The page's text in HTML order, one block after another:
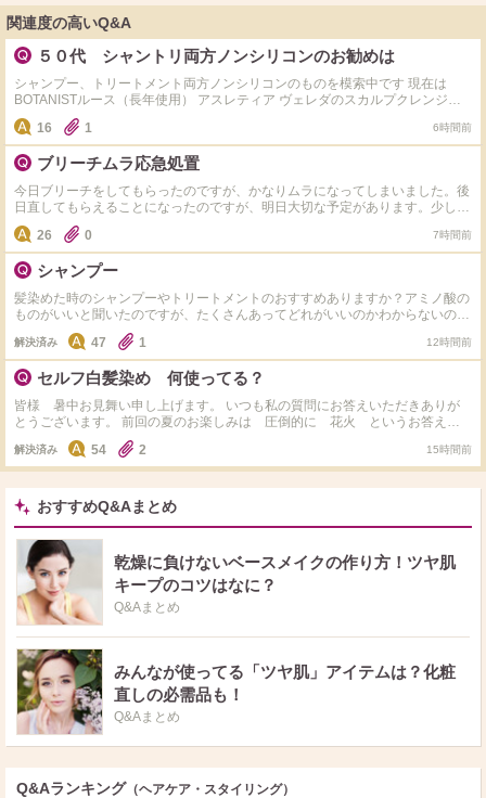
関連度の高いQ&A
５０代 シャントリ両方ノンシリコンのお勧めは
シャンプー、トリートメント両方ノンシリコンのものを模索中です 現在は
BOTANISTルース（長年使用） アスレティア ヴェレダのスカルプクレンジン
グを 使用中です 基本的にはトリートメントはシリコンありでもいいかも派で
すが、 現在訳あってノンシリコンにしています。 ただシャンプーはノンシリ
コンでも トリートメントはシリコン入りの商品も多くて、中々新規開拓でき
ません。 皆さまのお勧めがあれば教えていただきたいです！
16 1 6時間前
ブリーチムラ応急処置
今日ブリーチをしてもらったのですが、かなりムラになってしまいました。後
日直してもらえることになったのですが、明日大切な予定があります。少しで
もマシになる方法があれば教えて頂きたいです。
26 0 7時間前
シャンプー
髪染めた時のシャンプーやトリートメントのおすすめありますか？アミノ酸の
ものがいいと聞いたのですが、たくさんあってどれがいいのかわからないの
で、教えて欲しいです！ 髪質は細くて柔らかいです！
解決済み 47 1 12時間前
セルフ白髪染め 何使ってる？
皆様 暑中お見舞い申し上げます。 いつも私の質問にお答えいただきありが
とうございます。 前回の夏のお楽しみは 圧倒的に 花火 というお答えが
ダントツでした。 いつも本当にありがとうございます！ さて本日の質問で
す。 サロンでの白髪染めまでちょこっとセルフで染めるとき、カラー材はど
んなものを使用してますか？ 私はサイオスのクリームタイプを使用していま
す。 ドラッグストアで３９８円くらいでとてもお安く、染まりもよく気軽に
染められ重宝しています。 これいいよ、これ使ってるよというのがあればシ
ェアしてください。 お値段、使い心地など教えてくださるとうれしいです。
できるだけ お返事コメントさせていただきます。 いつもありがとうござい
ます！
解決済み 54 2 15時間前
おすすめQ&Aまとめ
乾燥に負けないベースメイクの作り方！ツヤ肌
キープのコツはなに？
Q&Aまとめ
みんなが使ってる「ツヤ肌」アイテムは？化粧
直しの必需品も！
Q&Aまとめ
Q&Aランキング （ヘアケア・スタイリング）